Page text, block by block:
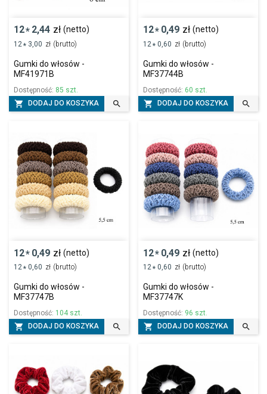
12* 2,44 zł (netto)
12* 3,00 zł (brutto)
Gumki do włosów -
MF41971B
Dostępność: 85 szt.
 DODAJ DO KOSZYKA 
12* 0,49 zł (netto)
12* 0,60 zł (brutto)
Gumki do włosów -
MF37744B
Dostępność: 60 szt.
 DODAJ DO KOSZYKA 
12* 0,49 zł (netto)
12* 0,60 zł (brutto)
Gumki do włosów -
MF37747B
Dostępność: 104 szt.
 DODAJ DO KOSZYKA 
12* 0,49 zł (netto)
12* 0,60 zł (brutto)
Gumki do włosów -
MF37747K
Dostępność: 96 szt.
 DODAJ DO KOSZYKA 